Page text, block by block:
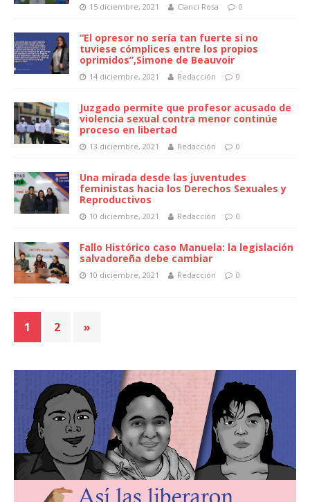
15 diciembre, 2021 Clanci Rosa 0
“El opresor no sería tan fuerte si no
tuviese cómplices entre los propios
oprimidos”,Simone de Beauvoir
14 diciembre, 2021 Redacción 0
Juzgado permite que profesor acusado de
violencia sexual contra menor continúe
proceso en libertad
13 diciembre, 2021 Redacción 0
Una mirada desde las juventudes
feministas hacia los Derechos Sexuales y
Reproductivos
10 diciembre, 2021 Redacción 0
Fallo Histórico caso Manuela: la legislación
salvadoreña debe cambiar
10 diciembre, 2021 Redacción 0
1 2 »